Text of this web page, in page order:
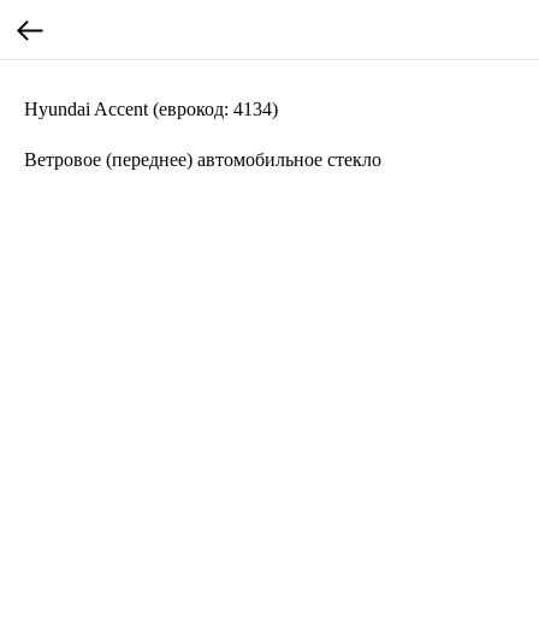
Hyundai Accent (еврокод: 4134)
Ветровое (переднее) автомобильное стекло